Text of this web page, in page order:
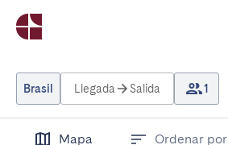
Brasil Llegada Salida 1
Mapa Ordenar por